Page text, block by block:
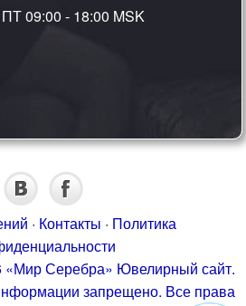
09:00 - 18:00 MSK
· Контакты · Политика
«Мир Серебра» Ювелирный сайт.
запрещено. Все права